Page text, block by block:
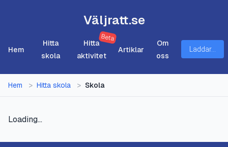
Väljratt.se
Hem
Hitta
skola
Hitta
aktivitet
Beta
Artiklar
Om
oss
Laddar...
Hem > Hitta skola > Skola
Loading...